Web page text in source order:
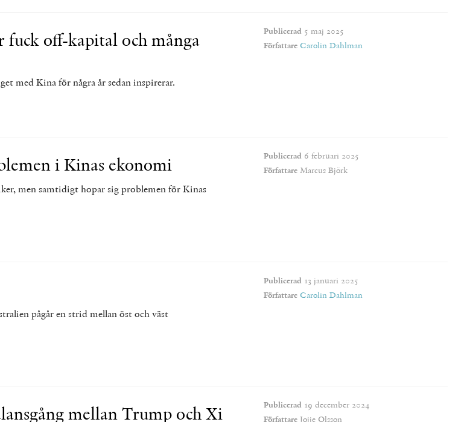
fuck off-kapital och många
med Kina för några år sedan inspirerar.
Publicerad 5 maj 2025
Författare Carolin Dahlman
i Kinas ekonomi
men samtidigt hopar sig problemen för Kinas
Publicerad 6 februari 2025
Författare Marcus Björk
pågår en strid mellan öst och väst
Publicerad 13 januari 2025
Författare Carolin Dahlman
mellan Trump och Xi Publicerad 19 december 2024
Författare Jojje Olsson